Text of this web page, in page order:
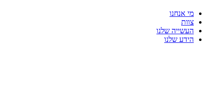
מי אנחנו
צוות
העשייה שלנו
הידע שלנו